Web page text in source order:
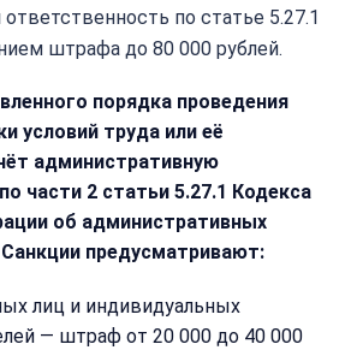
по статье 5.27.1
штрафа до 80 000 рублей.
порядка проведения
условий труда или её
административную
части 2 статьи 5.27.1 Кодекса
об административных
предусматривают:
лиц и индивидуальных
— штраф от 20 000 до 40 000